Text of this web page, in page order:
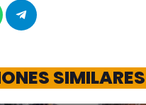
SIMILARES